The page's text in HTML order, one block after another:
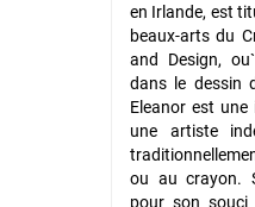
en Irlande, est
beaux-arts du
and Design,
dans le dessin
Eleanor est
une artiste
ou au crayon.
pour son